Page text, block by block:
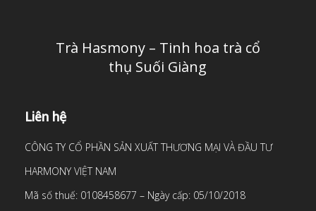
Trà Hasmony – Tinh hoa trà cổ
thụ Suối Giàng
Liên hệ
CÔNG TY CỔ PHẦN SẢN XUẤT THƯƠNG MẠI VÀ ĐẦU TƯ
HARMONY VIỆT NAM
Mã số thuế: 0108458677 – Ngày cấp: 05/10/2018